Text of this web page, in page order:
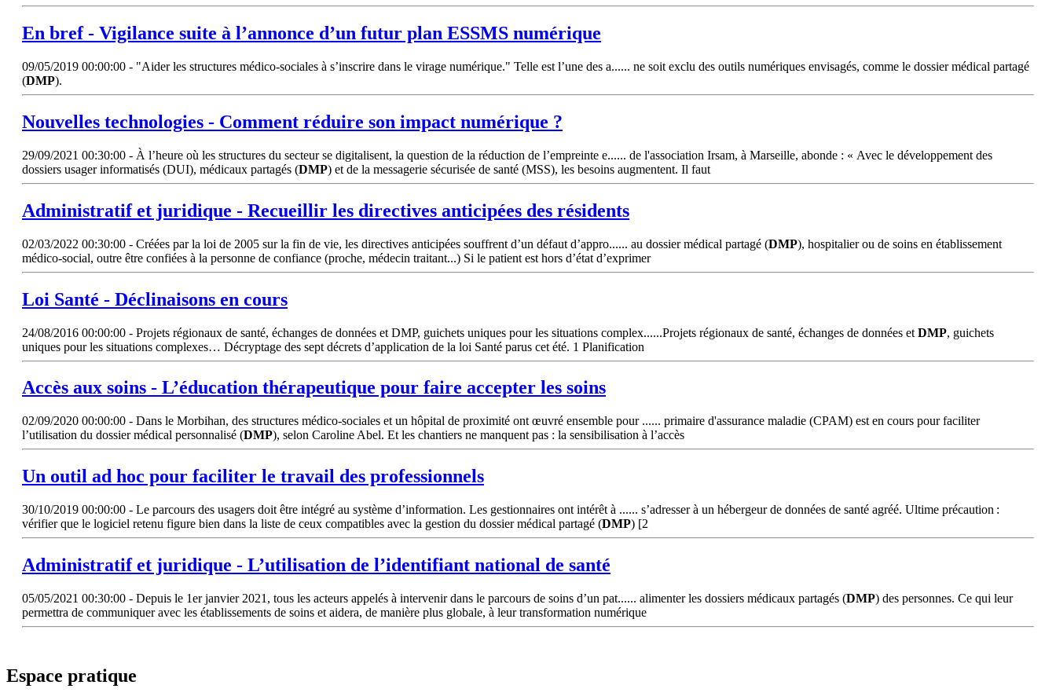
En bref - Vigilance suite à l’annonce d’un futur plan ESSMS numérique
09/05/2019 00:00:00 - "Aider les structures médico-sociales à s’inscrire dans le virage numérique." Telle est l’une des a...... ne soit exclu des outils numériques envisagés, comme le dossier médical partagé
(DMP).
Nouvelles technologies - Comment réduire son impact numérique ?
29/09/2021 00:30:00 - À l’heure où les structures du secteur se digitalisent, la question de la réduction de l’empreinte e...... de l'association Irsam, à Marseille, abonde : « Avec le développement des
dossiers usager informatisés (DUI), médicaux partagés (DMP) et de la messagerie sécurisée de santé (MSS), les besoins augmentent. Il faut
Administratif et juridique - Recueillir les directives anticipées des résidents
02/03/2022 00:30:00 - Créées par la loi de 2005 sur la fin de vie, les directives anticipées souffrent d’un défaut d’appro...... au dossier médical partagé (DMP), hospitalier ou de soins en établissement
médico-social, outre être confiées à la personne de confiance (proche, médecin traitant...) Si le patient est hors d’état d’exprimer
Loi Santé - Déclinaisons en cours
24/08/2016 00:00:00 - Projets régionaux de santé, échanges de données et DMP, guichets uniques pour les situations complex......Projets régionaux de santé, échanges de données et DMP, guichets
uniques pour les situations complexes… Décryptage des sept décrets d’application de la loi Santé parus cet été. 1 Planification
Accès aux soins - L’éducation thérapeutique pour faire accepter les soins
02/09/2020 00:00:00 - Dans le Morbihan, des structures médico-sociales et un hôpital de proximité ont œuvré ensemble pour ...... primaire d'assurance maladie (CPAM) est en cours pour faciliter
l’utilisation du dossier médical personnalisé (DMP), selon Caroline Abel. Et les chantiers ne manquent pas : la sensibilisation à l’accès
Un outil ad hoc pour faciliter le travail des professionnels
30/10/2019 00:00:00 - Le parcours des usagers doit être intégré au système d’information. Les gestionnaires ont intérêt à ...... s’adresser à un hébergeur de données de santé agréé. Ultime précaution :
vérifier que le logiciel retenu figure bien dans la liste de ceux compatibles avec la gestion du dossier médical partagé (DMP) [2
Administratif et juridique - L’utilisation de l’identifiant national de santé
05/05/2021 00:30:00 - Depuis le 1er janvier 2021, tous les acteurs appelés à intervenir dans le parcours de soins d’un pat...... alimenter les dossiers médicaux partagés (DMP) des personnes. Ce qui leur
permettra de communiquer avec les établissements de soins et aidera, de manière plus globale, à leur transformation numérique
Espace pratique